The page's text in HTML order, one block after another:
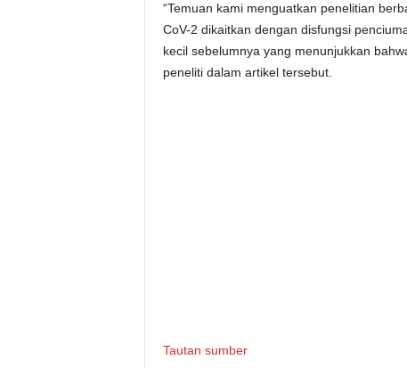
“Temuan kami menguatkan penelitian
CoV-2 dikaitkan dengan disfungsi
kecil sebelumnya yang menunjukkan
peneliti dalam artikel tersebut.
Tautan sumber